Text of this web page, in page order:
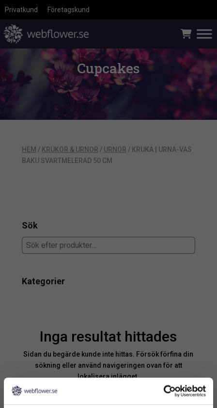
Privatkund Företagskund
Cupcakes
HEM / KRUKOR & URNOR / URNOR / KRUKA | URNA-VAS
BAKU SVARTMELERAD 50 CM
Sök
Kategorier
Inga resultat hittades
Sidan du begärde kunde inte hittas. Försök förfina din
sökning eller använd navigeringen ovan för att
lokalisera inlägget.